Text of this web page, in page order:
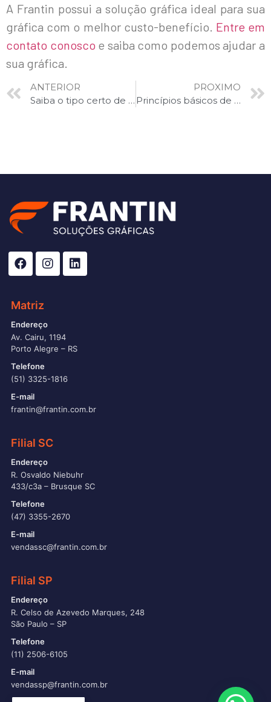
A Frantin possui a solução gráfica ideal para sua
gráfica com o melhor custo-benefício. Entre em
contato conosco e saiba como podemos ajudar a
sua gráfica.
ANTERIOR
Saiba o tipo certo de rótulo para cada embalagem
PROXIMO
Princípios básicos de segurança – indústria gráfica
Matriz
Endereço
Av. Cairu, 1194
Porto Alegre – RS
Telefone
(51) 3325-1816
E-mail
frantin@frantin.com.br
Filial SC
Endereço
R. Osvaldo Niebuhr
433/c3a – Brusque SC
Telefone
(47) 3355-2670
E-mail
vendassc@frantin.com.br
Filial SP
Endereço
R. Celso de Azevedo Marques, 248
São Paulo – SP
Telefone
(11) 2506-6105
E-mail
vendassp@frantin.com.br